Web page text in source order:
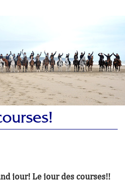
jour! Le jour des courses!!